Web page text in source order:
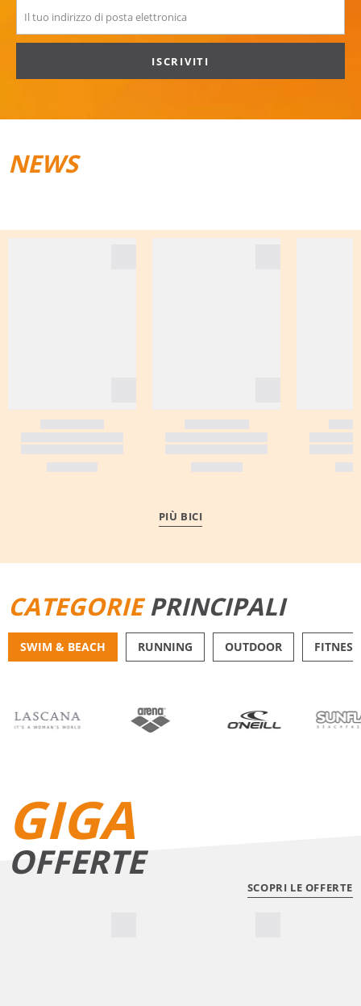
ISCRIVITI
NEWS
PIÙ BICI
CATEGORIEPRINCIPALI
SWIM & BEACH RUNNING OUTDOOR FITNESS
GIGA
OFFERTE
SCOPRI LE OFFERTE